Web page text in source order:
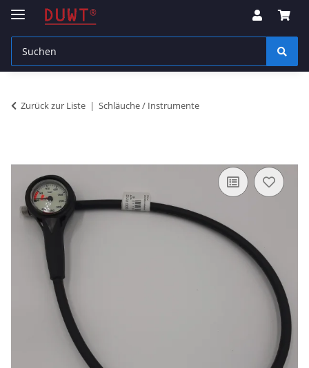
Zurück zur Liste Schläuche / Instrumente